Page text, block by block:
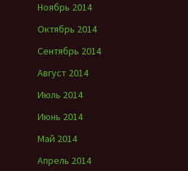
Ноябрь 2014
Октябрь 2014
Сентябрь 2014
Август 2014
Июль 2014
Июнь 2014
Май 2014
Апрель 2014